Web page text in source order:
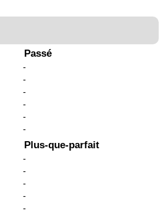
Passé
-
-
-
-
-
-
Plus-que-parfait
-
-
-
-
-